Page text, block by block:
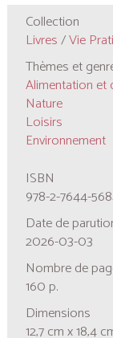
Collection
Livres/Vie
Thèmes et
Alimentation et
Nature
Loisirs
Environnement
ISBN
978-2-7644-
Date de
2026-03-03
Nombre de
160 p.
Dimensions
12,7 cm x 18,4